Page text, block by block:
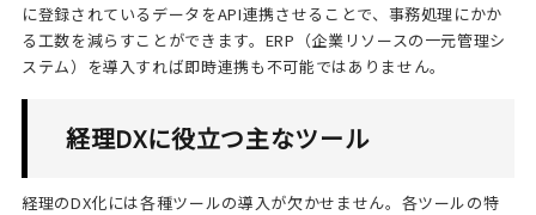
に登録されているデータをAPI連携させることで、事務処理にかか
る工数を減らすことができます。ERP（企業リソースの一元管理シ
ステム）を導入すれば即時連携も不可能ではありません。
経理DXに役立つ主なツール
経理のDX化には各種ツールの導入が欠かせません。各ツールの特